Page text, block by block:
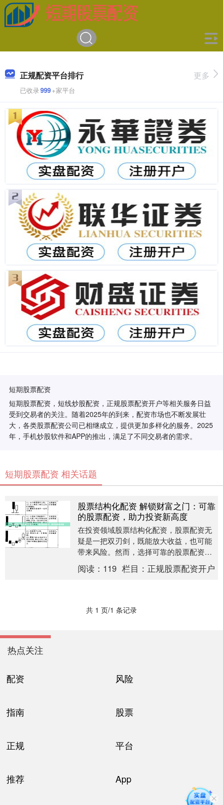
正规配资平台排行
已收录999+家平台
更多
短期股票配资
短期股票配资，短线炒股配资，正规股票配资开户等相关服务日益
受到交易者的关注。随着2025年的到来，配资市场也不断发展壮
大，各类股票配资公司已相继成立，提供更加多样化的服务。2025
年，手机炒股软件和APP的推出，满足了不同交易者的需求。
短期股票配资 相关话题
股票结构化配资 解锁财富之门：可靠
的股票配资，助力投资新高度
在投资领域股票结构化配资，股票配资无
疑是一把双刃剑，既能放大收益，也可能
带来风险。然而，选择可靠的股票配资平
台，可以有效规避风险，助力投资实现新
高度。 配资放大....
阅读： 119 栏目： 正规股票配资开户
共 1 页/1 条记录
热点关注
配资 风险
指南 股票
正规 平台
推荐 App